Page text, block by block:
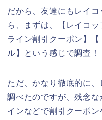
だから、友達にもレイ
ら、まずは、【レイコ
ライン割引クーポン】
ル】という感じで調査！
ただ、かなり徹底的に
調べたのですが、残念
インなどで割引クーポ